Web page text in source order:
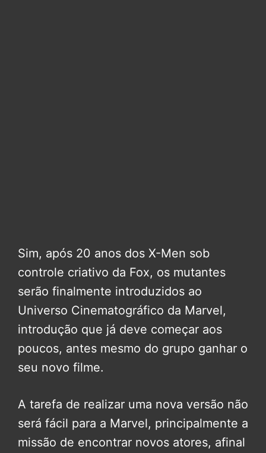
Sim, após 20 anos dos X-Men sob
controle criativo da Fox, os mutantes
serão finalmente introduzidos ao
Universo Cinematográfico da Marvel,
introdução que já deve começar aos
poucos, antes mesmo do grupo ganhar o
seu novo filme.
A tarefa de realizar uma nova versão não
será fácil para a Marvel, principalmente a
missão de encontrar novos atores, afinal